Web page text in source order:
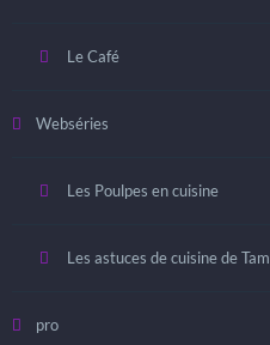
Le Café
Webséries
Les Poulpes en cuisine
Les astuces de cuisine de Tam
pro